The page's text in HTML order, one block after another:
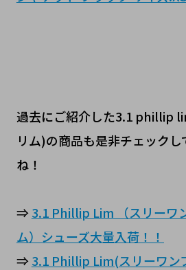
過去にご紹介した3.1 phillip
リム)の商品も是非チェック
ね！
⇒3.1 Phillip Lim （スリーワ
ム）シューズ大量入荷！！
⇒3.1 Phillip Lim(スリーワン